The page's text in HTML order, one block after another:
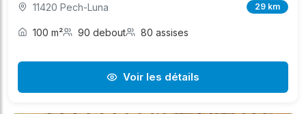
11420 Pech-Luna 29 km
100 m² 90 debout 80 assises
Voir les détails